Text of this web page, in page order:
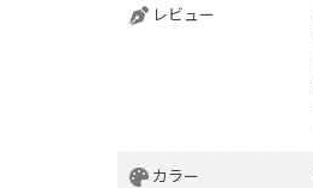
レビュー
カラー